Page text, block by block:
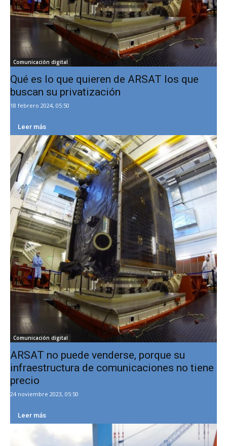
Comunicación digital
Qué es lo que quieren de ARSAT los que
buscan su privatización
18 febrero 2024, 05:50
Leer más
Comunicación digital
ARSAT no puede venderse, porque su
infraestructura de comunicaciones no tiene
precio
24 noviembre 2023, 05:50
Leer más